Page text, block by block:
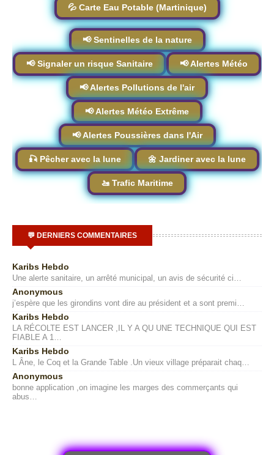
💦 Carte Eau Potable (Martinique)
📢 Sentinelles de la nature
📢 Signaler un risque Sanitaire 📢 Alertes Météo
📢 Alertes Pollutions de l'air
📢 Alertes Météo Extrême
📢 Alertes Poussières dans l'Air
🎣 Pêcher avec la lune 🌼 Jardiner avec la lune
🚤 Trafic Maritime
💬 DERNIERS COMMENTAIRES
Karibs Hebdo
Une alerte sanitaire, un arrêté municipal, un avis de sécurité ci…
Anonymous
j’espère que les girondins vont dire au président et a sont premi…
Karibs Hebdo
LA RÉCOLTE EST LANCER ,IL Y A QU UNE TECHNIQUE QUI EST
FIABLE A 1…
Karibs Hebdo
L Âne, le Coq et la Grande Table .Un vieux village préparait chaq…
Anonymous
bonne application ,on imagine les marges des commerçants qui
abus…